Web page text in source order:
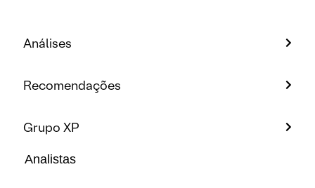
Análises
Recomendações
Grupo XP
Analistas